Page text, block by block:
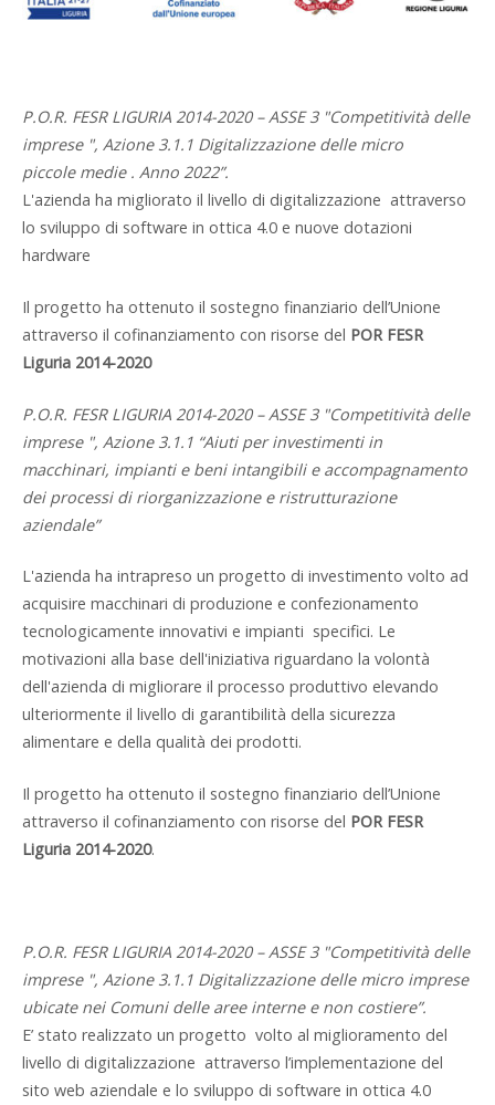
P.O.R. FESR LIGURIA 2014-2020 – ASSE 3 "Competitività delle
imprese ", Azione 3.1.1 Digitalizzazione delle micro
piccole medie . Anno 2022”.
L'azienda ha migliorato il livello di digitalizzazione attraverso
lo sviluppo di software in ottica 4.0 e nuove dotazioni
hardware
Il progetto ha ottenuto il sostegno finanziario dell’Unione
attraverso il cofinanziamento con risorse del POR FESR
Liguria 2014-2020
P.O.R. FESR LIGURIA 2014-2020 – ASSE 3 "Competitività delle
imprese ", Azione 3.1.1 “Aiuti per investimenti in
macchinari, impianti e beni intangibili e accompagnamento
dei processi di riorganizzazione e ristrutturazione
aziendale”
L'azienda ha intrapreso un progetto di investimento volto ad
acquisire macchinari di produzione e confezionamento
tecnologicamente innovativi e impianti specifici. Le
motivazioni alla base dell'iniziativa riguardano la volontà
dell'azienda di migliorare il processo produttivo elevando
ulteriormente il livello di garantibilità della sicurezza
alimentare e della qualità dei prodotti.
Il progetto ha ottenuto il sostegno finanziario dell’Unione
attraverso il cofinanziamento con risorse del POR FESR
Liguria 2014-2020.
P.O.R. FESR LIGURIA 2014-2020 – ASSE 3 "Competitività delle
imprese ", Azione 3.1.1 Digitalizzazione delle micro imprese
ubicate nei Comuni delle aree interne e non costiere”.
E’ stato realizzato un progetto volto al miglioramento del
livello di digitalizzazione attraverso l’implementazione del
sito web aziendale e lo sviluppo di software in ottica 4.0